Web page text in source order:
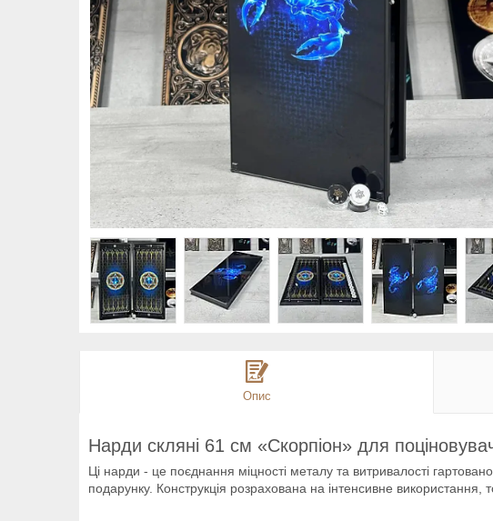
Опис
Нарди скляні 61 см «Скорпіон» для
Ці нарди - це поєднання міцності металу та витривалості
подарунку. Конструкція розрахована на інтенсивне